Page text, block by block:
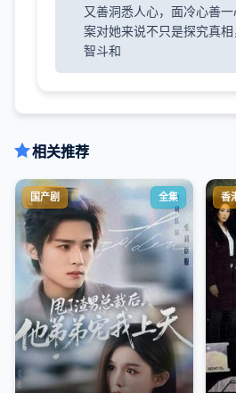
又善洞悉人心，面冷心善
案对她来说不只是探究真
智斗和
相关推荐
国产剧 全集 香